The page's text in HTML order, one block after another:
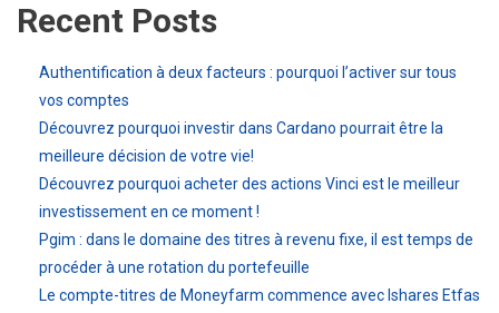
Recent Posts
Authentification à deux facteurs : pourquoi l’activer sur tous
vos comptes
Découvrez pourquoi investir dans Cardano pourrait être la
meilleure décision de votre vie!
Découvrez pourquoi acheter des actions Vinci est le meilleur
investissement en ce moment !
Pgim : dans le domaine des titres à revenu fixe, il est temps de
procéder à une rotation du portefeuille
Le compte-titres de Moneyfarm commence avec Ishares Etfas